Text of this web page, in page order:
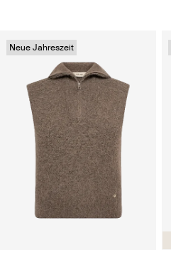
Neue Jahreszeit